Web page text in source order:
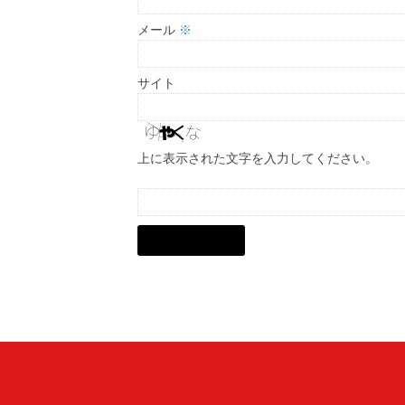
メール ※
サイト
上に表示された文字を入力してください。